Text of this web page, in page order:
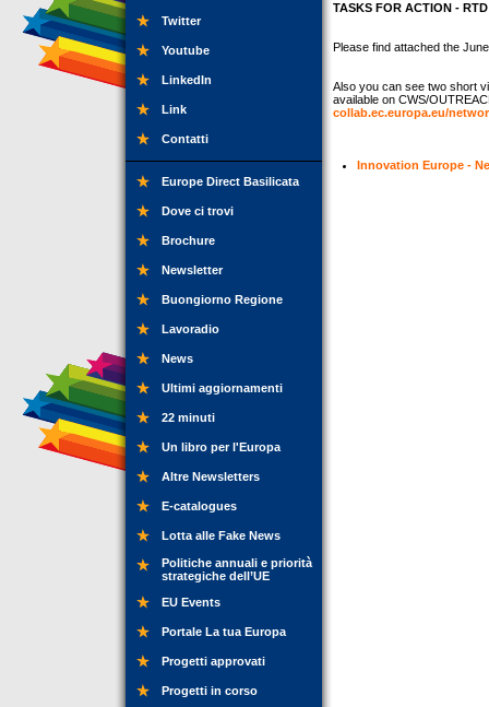
Twitter
Youtube
LinkedIn
Link
Contatti
Europe Direct Basilicata
Dove ci trovi
Brochure
Newsletter
Buongiorno Regione
Lavoradio
News
Ultimi aggiornamenti
22 minuti
Un libro per l'Europa
Altre Newsletters
E-catalogues
Lotta alle Fake News
Politiche annuali e priorità
strategiche dell’UE
EU Events
Portale La tua Europa
Progetti approvati
Progetti in corso
TASKS FOR ACTION -
Please find attached the
Also you can see two short
available on CWS/
collab.ec.europa.eu/
Innovation Europe -